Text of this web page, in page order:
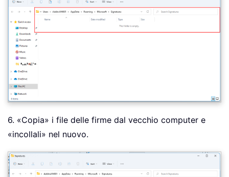
6. «Copia» i file delle firme dal vecchio computer e
«incollali» nel nuovo.